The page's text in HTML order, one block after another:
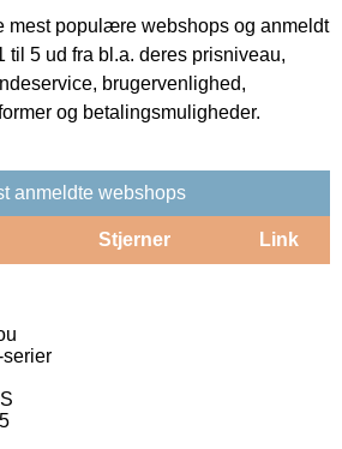
mest populære webshops og anmeldt
til 5 ud fra bl.a. deres prisniveau,
brugervenlighed,
og betalingsmuligheder.
anmeldte webshops
Stjerner Link
serier